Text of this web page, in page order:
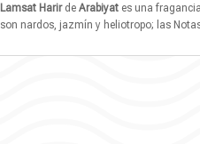
Lamsat Harirde Arabiyates una
son nardos, jazmín y heliotropo; las